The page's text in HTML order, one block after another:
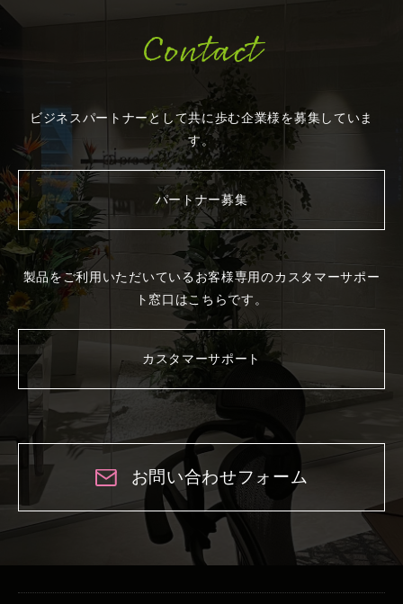
Contact
ビジネスパートナーとして共に歩む企業様を募集していま
す。
パートナー募集
製品をご利用いただいているお客様専用のカスタマーサポー
ト窓口はこちらです。
カスタマーサポート
お問い合わせフォーム